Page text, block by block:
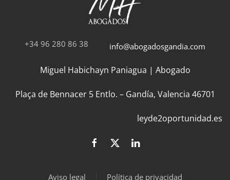
+34 96 280 86 38 info@abogadosgandia.com
Miguel Habichayn Paniagua | Abogado
Plaça de Bennacer 5 Entlo. – Gandía, Valencia 46701
leyde2oportunidad.es
Aviso legal Política de privacidad